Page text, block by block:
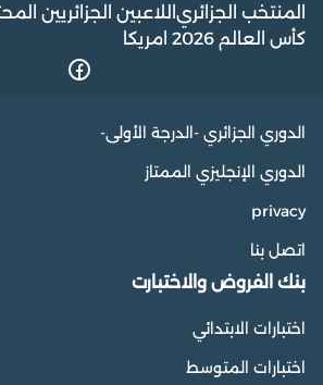
المنتخب الجزائري اللاعبين الجزائريين
كأس العالم 2026 امريكا
الدوري الجزائري -الدرجة الأولى-
الدوري الإنجليزي الممتاز
privacy
اتصل بنا
بنك الفروض والاختبارت
اختبارات الابتدائي
اختبارات المتوسط